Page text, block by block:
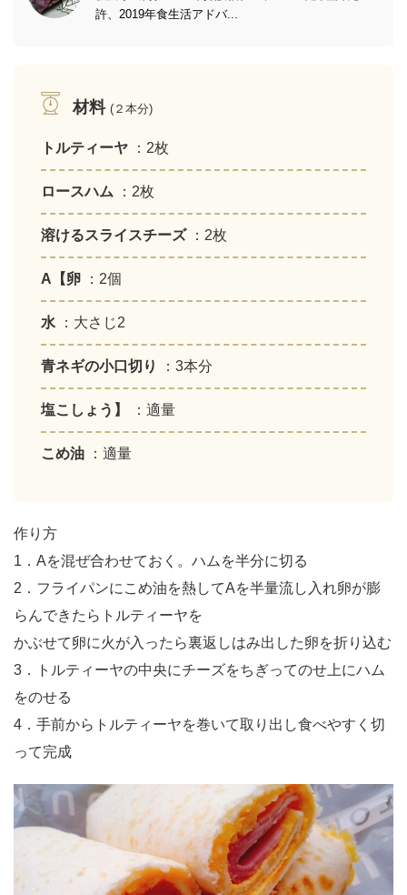
許、2019年食生活アドバ...
材料 (２本分)
トルティーヤ ：2枚
ロースハム ：2枚
溶けるスライスチーズ ：2枚
A【卵 ：2個
水 ：大さじ2
青ネギの小口切り ：3本分
塩こしょう】 ：適量
こめ油 ：適量
作り方
1．Aを混ぜ合わせておく。ハムを半分に切る
2．フライパンにこめ油を熱してAを半量流し入れ卵が膨
らんできたらトルティーヤを
かぶせて卵に火が入ったら裏返しはみ出した卵を折り込む
3．トルティーヤの中央にチーズをちぎってのせ上にハム
をのせる
4．手前からトルティーヤを巻いて取り出し食べやすく切
って完成